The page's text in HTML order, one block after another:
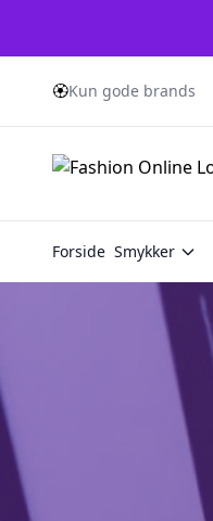
🏵️Kun gode brands
Forside Smykker